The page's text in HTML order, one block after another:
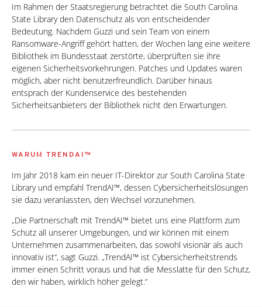
Im Rahmen der Staatsregierung betrachtet die South Carolina
State Library den Datenschutz als von entscheidender
Bedeutung. Nachdem Guzzi und sein Team von einem
Ransomware-Angriff gehört hatten, der Wochen lang eine weitere
Bibliothek im Bundesstaat zerstörte, überprüften sie ihre
eigenen Sicherheitsvorkehrungen. Patches und Updates waren
möglich, aber nicht benutzerfreundlich. Darüber hinaus
entsprach der Kundenservice des bestehenden
Sicherheitsanbieters der Bibliothek nicht den Erwartungen.
WARUM TRENDAI™
Im Jahr 2018 kam ein neuer IT-Direktor zur South Carolina State
Library und empfahl TrendAI™, dessen Cybersicherheitslösungen
sie dazu veranlassten, den Wechsel vorzunehmen.
„Die Partnerschaft mit TrendAI™ bietet uns eine Plattform zum
Schutz all unserer Umgebungen, und wir können mit einem
Unternehmen zusammenarbeiten, das sowohl visionär als auch
innovativ ist“, sagt Guzzi. „TrendAI™ ist Cybersicherheitstrends
immer einen Schritt voraus und hat die Messlatte für den Schutz,
den wir haben, wirklich höher gelegt.“